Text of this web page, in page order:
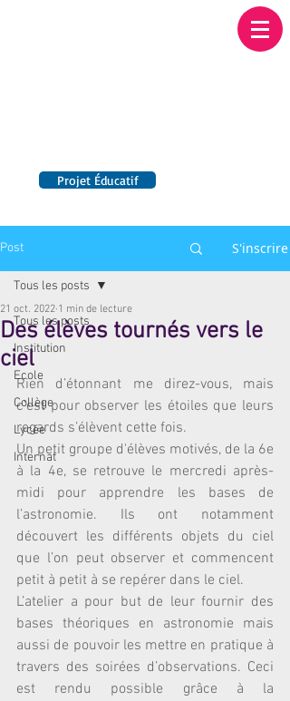
Projet Éducatif
Post S'inscrire
Tous les posts
Institution
Ecole
Collège
Lycée
Internat
Tous les posts
Des élèves tournés vers le
ciel
21 oct. 2022 1 min de lecture
Rien d’étonnant me direz-vous, mais
c’est pour observer les étoiles que leurs
regards s’élèvent cette fois.
Un petit groupe d'élèves motivés, de la 6e
à la 4e, se retrouve le mercredi après-
midi pour apprendre les bases de
l’astronomie. Ils ont notamment
découvert les différents objets du ciel
que l’on peut observer et commencent
petit à petit à se repérer dans le ciel.
L’atelier a pour but de leur fournir des
bases théoriques en astronomie mais
aussi de pouvoir les mettre en pratique à
travers des soirées d’observations. Ceci
est rendu possible grâce à la